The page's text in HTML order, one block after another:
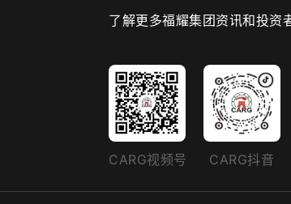
了解更多福耀集团资讯和投
CARG视频号 CARG抖音